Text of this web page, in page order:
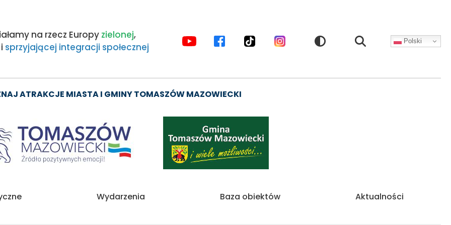
na rzecz Europy zielonej,
i sprzyjającej integracji społecznej
MEDIA
Polski
ATRAKCJE MIASTA I GMINY TOMASZÓW MAZOWIECKI
Wydarzenia Baza obiektów Aktualności